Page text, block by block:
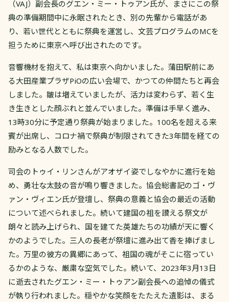
（VAJ）副会長のグエン・ミー・トゥアン氏が、まさにこの祭
典の準備期間中に永眠されたとき、別の先輩から電話があ
り、若い世代とともに祭典を運営し、文芸プログラムのMCを
担うために東京へ呼び出されたのです。
音響機材を抱えて、私は東京へ向かいました。蒲田駅前にあ
る大田産業プラザPiOの広い会場で、かつての仲間たちと再会
しました。皺は増えていましたが、活力は変わらず、若く生
き生きとした顔ぶれと並んでいました。準備は手早く進み、
13時30分に予定通り祭典が始まりました。100名を超える来
賓が出席し、コロナ禍で祭典が制限されてきた3年間を経ての
励みとなる人数でした。
司会のトゥイ・リンさんがアオザイ姿でしなやかに進行を始
め、勇壮な太鼓の音が鳴り響きました。協会総書記のゴ・ヴ
ァン・ヴィエン氏が登壇し、祭典の意義と協会の最近の活動
について述べられました。続いて建国の祖を讃える祭文が
朗々と読み上げられ、国を建てた英雄たちの功績が天に響く
かのようでした。三人の長老が祭壇に進み出て香を捧げまし
た。万里の彼方の異郷にあって、祖国の魂がそこに宿ってい
るかのような、厳粛な空気でした。続いて、2023年3月13日
に逝去されたグエン・ミー・トゥアン副会長への追悼の儀式
が執り行われました。穏やかな笑顔をたたえた遺影は、まる